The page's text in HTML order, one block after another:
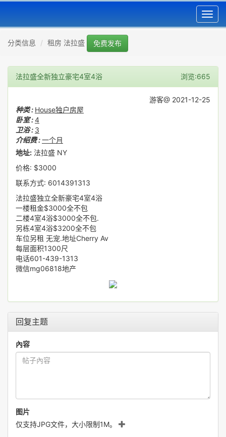
分类信息 租房 法拉盛 免费发布
法拉盛全新独立豪宅4室4浴 浏览:665
游客@ 2021-12-25
种类 : House独户房屋
卧室 :4
卫浴 : 3
介绍费 :一个月
地址: 法拉盛 NY
价格: $3000
联系方式: 6014391313
法拉盛独立全新豪宅4室4浴
一楼租金$3000全不包
二楼4室4浴$3000全不包.
另栋4室4浴$3200全不包
车位另租 无宠.地址Cherry Av
每层面积1300尺
电话601-439-1313
微信mg06818地产
回复主题
內容
图片
仅支持JPG文件，大小限制1M。